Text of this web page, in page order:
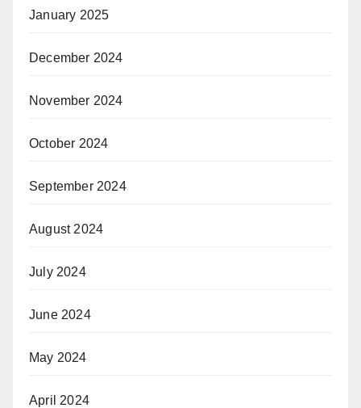
January 2025
December 2024
November 2024
October 2024
September 2024
August 2024
July 2024
June 2024
May 2024
April 2024